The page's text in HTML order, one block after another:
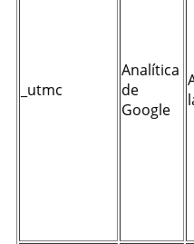
_utmc
Analítica
de
Google